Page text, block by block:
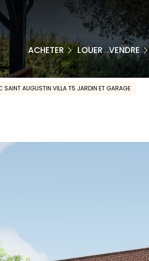
ACHETER
APPARTEMENT
MAISON
IMMEUBLE
TERRAIN
LOUER VENDRE
ESTIMATION
BIENS VENDUS
SAINT AUGUSTIN VILLA T5 JARDIN ET GARAGE